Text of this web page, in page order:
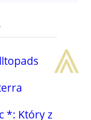
*: Który z
⩓